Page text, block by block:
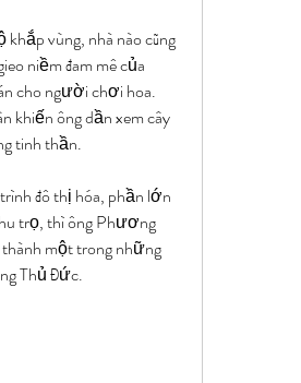
vùng, nhà nào cũng
niềm đam mê của
cho người chơi hoa.
khiến ông dần xem cây
tinh thần.
đô thị hóa, phần lớn
trọ, thì ông Phương
một trong những
Thủ Đức.